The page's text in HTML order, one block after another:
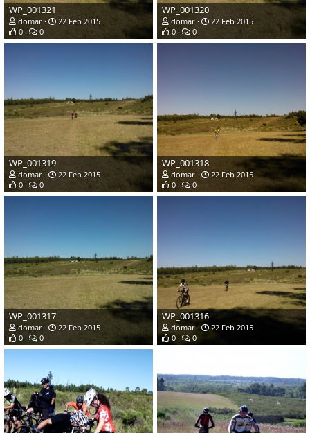
WP_001321
domar
22 Feb 2015
0
0
WP_001320
domar
22 Feb 2015
0
0
WP_001319
domar
22 Feb 2015
0
0
WP_001318
domar
22 Feb 2015
0
0
WP_001317
domar
22 Feb 2015
0
0
WP_001316
domar
22 Feb 2015
0
0